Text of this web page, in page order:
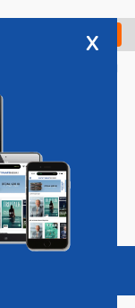
Check in
Vacatures
x